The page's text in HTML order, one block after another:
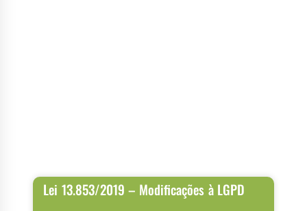
Lei 13.853/2019 – Modificações à LGPD